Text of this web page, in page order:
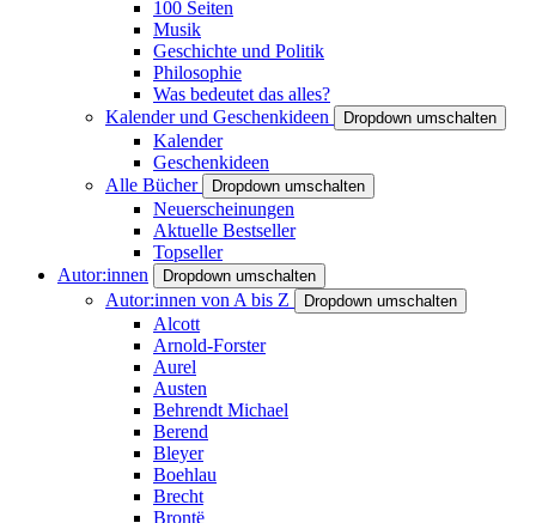
100 Seiten
Musik
Geschichte und Politik
Philosophie
Was bedeutet das alles?
Kalender und Geschenkideen
Dropdown umschalten
Kalender
Geschenkideen
Alle Bücher
Dropdown umschalten
Neuerscheinungen
Aktuelle Bestseller
Topseller
Autor:innen
Dropdown umschalten
Autor:innen von A bis Z Dropdown umschalten
Alcott
Arnold-Forster
Aurel
Austen
Behrendt Michael
Berend
Bleyer
Boehlau
Brecht
Brontë